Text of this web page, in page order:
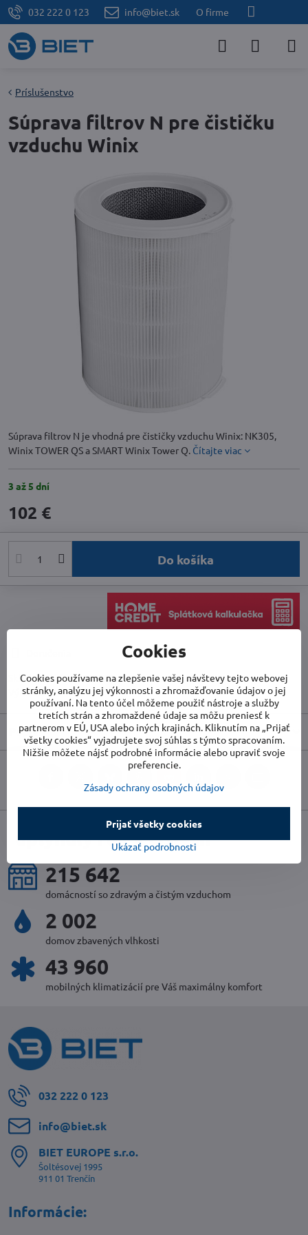
032 222 0 123 info@biet.sk O firme
Príslušenstvo
Súprava filtrov N pre čističku
vzduchu Winix
Súprava filtrov N je vhodná pre čističky vzduchu Winix: NK305,
Winix TOWER QS a SMART Winix Tower Q. Čítajte viac
3 až 5 dní
102 €
Do košíka
Skladové číslo:WIN0120
Výrobca:WINIX
Popis
uplynulý rok v číslach
231 889
domácností so zdravým a čistým vzduchom
2 156
domov zbavených vlhkosti
47 414
mobilných klimatizácií pre Váš maximálny komfort
032 222 0 123
info​@biet​.sk
BIET EUROPE s​.r​.o​.
Šoltésovej 1995
911 01 Trenčín
Informácie:
Cookies
Cookies používame na zlepšenie vašej návštevy tejto webovej
stránky, analýzu jej výkonnosti a zhromažďovanie údajov o jej
používaní. Na tento účel môžeme použiť nástroje a služby
tretích strán a zhromaždené údaje sa môžu preniesť k
partnerom v EÚ, USA alebo iných krajinách. Kliknutím na „Prijať
všetky cookies“ vyjadrujete svoj súhlas s týmto spracovaním.
Nižšie môžete nájsť podrobné informácie alebo upraviť svoje
preferencie.
Zásady ochrany osobných údajov
Ukázať podrobnosti
Prijať všetky cookies